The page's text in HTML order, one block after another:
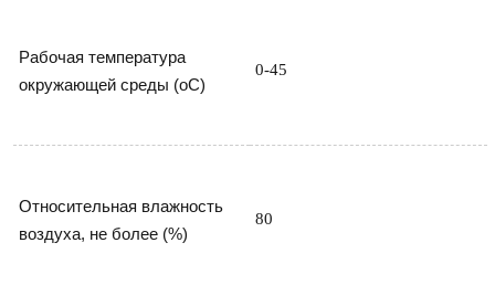
Рабочая температура
окружающей среды (оС)
0-45
Относительная влажность
воздуха, не более (%)
80